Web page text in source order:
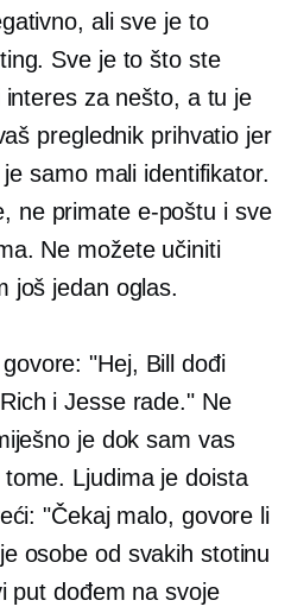
ali sve je to
Sve je to što ste
za nešto, a tu je
preglednik prihvatio jer
samo mali identifikator.
ne primate e-poštu i sve
Ne možete učiniti
još jedan oglas.
"Hej, Bill dođi
i Jesse rade." Ne
je dok sam vas
Ljudima je doista
"Čekaj malo, govore li
osobe od svakih stotinu
put dođem na svoje